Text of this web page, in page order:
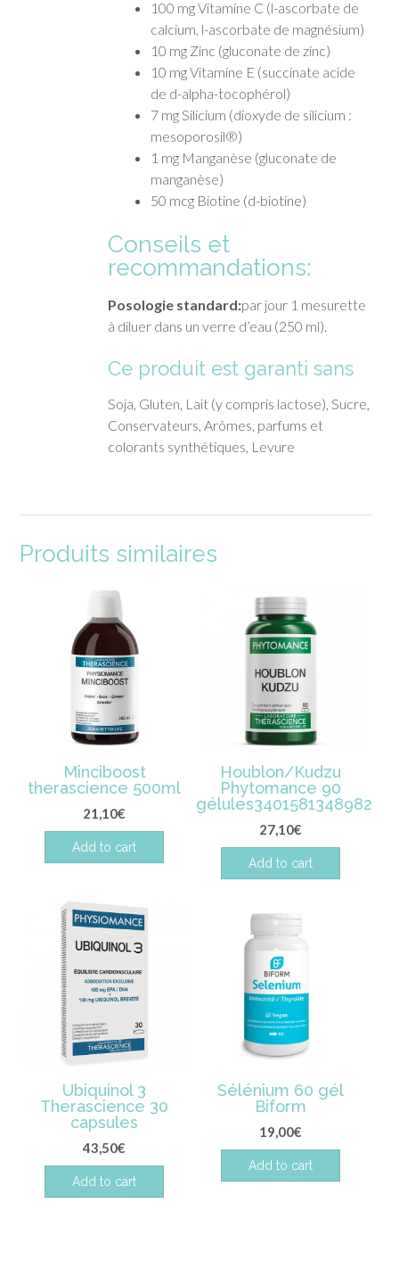
100 mg Vitamine C (l-ascorbate de
calcium, l-ascorbate de magnésium)
10 mg Zinc (gluconate de zinc)
10 mg Vitamine E (succinate acide
de d-alpha-tocophérol)
7 mg Silicium (dioxyde de silicium :
mesoporosil®)
1 mg Manganèse (gluconate de
manganèse)
50 mcg Biotine (d-biotine)
Conseils et
recommandations:
Posologie standard:par jour 1 mesurette
à diluer dans un verre d’eau (250 ml).
Ce produit est garanti sans
Soja, Gluten, Lait (y compris lactose), Sucre,
Conservateurs, Arômes, parfums et
colorants synthétiques, Levure
Produits similaires
Minciboost
therascience 500ml
21,10€
Add to cart
Houblon/Kudzu
Phytomance 90
gélules3401581348982
27,10€
Add to cart
Ubiquinol 3
Therascience 30
capsules
43,50€
Add to cart
Sélénium 60 gél
Biform
19,00€
Add to cart